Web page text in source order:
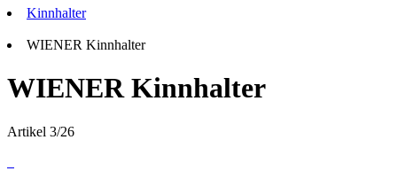
Kinnhalter
WIENER Kinnhalter
WIENER Kinnhalter
Artikel 3/26